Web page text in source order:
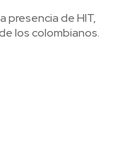
presencia de HIT,
los colombianos.